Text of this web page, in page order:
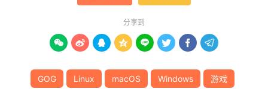
分享到
       
GOG Linux macOS Windows 游戏